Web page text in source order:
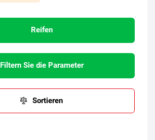
Reifen
Filtern Sie die Parameter
Sortieren